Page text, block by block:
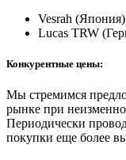
Vesrah (Япония)
Lucas TRW
Конкурентные цены:
Мы стремимся
рынке при
Периодически
покупки еще более